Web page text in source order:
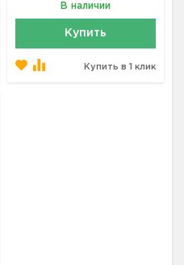
В наличии
Купить
Купить в 1 клик